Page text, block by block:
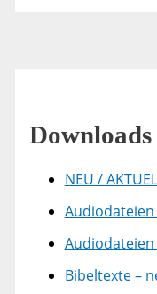
Downloads
NEU /
Bibeltexte –